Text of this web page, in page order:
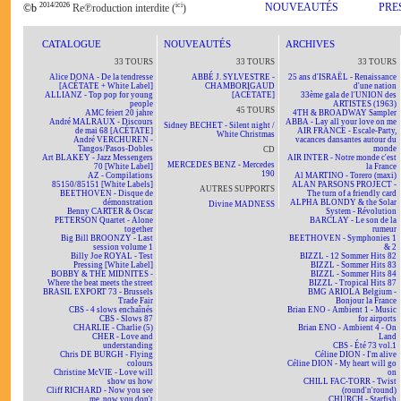
©b 2014/2026 Re℗roduction interdite (ici) NOUVEAUTÉS
CATALOGUE
33 TOURS
Alice DONA - De la tendresse
[ACÉTATE + White Label]
ALLIANZ - Top pop for young
people
AMC feiert 20 jahre
André MALRAUX - Discours
de mai 68 [ACÉTATE]
André VERCHUREN -
Tangos/Pasos-Dobles
Art BLAKEY - Jazz Messengers
70 [White Label]
AZ - Compilations
85150/85151 [White Labels]
BEETHOVEN - Disque de
démonstration
Benny CARTER & Oscar
PETERSON Quartet - Alone
together
Big Bill BROONZY - Last
session volume 1
Billy Joe ROYAL - Test
Pressing [White Label]
BOBBY & THE MIDNITES -
Where the beat meets the street
BRASIL EXPORT 73 - Brussels
Trade Fair
CBS - 4 slows enchaînés
CBS - Slows 87
CHARLIE - Charlie (5)
CHER - Love and
understanding
Chris DE BURGH - Flying
colours
Christine McVIE - Love will
show us how
Cliff RICHARD - Now you see
me, now you don't
NOUVEAUTÉS
33 TOURS
ABBÉ J. SYLVESTRE -
CHAMBORIGAUD
[ACÉTATE]
45 TOURS
Sidney BECHET - Silent night /
White Christmas
CD
MERCEDES BENZ - Mercedes
190
AUTRES SUPPORTS
Divine MADNESS
ARCHIVES
33 TOURS
25 ans d'ISRAËL - Renaissance
d'une nation
33ème gala de l'UNION des
ARTISTES (1963)
4TH & BROADWAY Sampler
ABBA - Lay all your love on me
AIR FRANCE - Escale-Party,
vacances dansantes autour du
monde
AIR INTER - Notre monde c'est
la France
Al MARTINO - Torero (maxi)
ALAN PARSONS PROJECT -
The turn of a friendly card
ALPHA BLONDY & the Solar
System - Révolution
BARCLAY - Le son de la
rumeur
BEETHOVEN - Symphonies 1
& 2
BIZZL - 12 Sommer Hits 82
BIZZL - Sommer Hits 83
BIZZL - Sommer Hits 84
BIZZL - Tropical Hits 87
BMG ARIOLA Belgium -
Bonjour la France
Brian ENO - Ambient 1 - Music
for airports
Brian ENO - Ambient 4 - On
Land
CBS - Été 73 vol.1
Céline DION - I'm alive
Céline DION - My heart will go
on
CHILL FAC-TORR - Twist
(round'n'round)
CHURCH - Starfish